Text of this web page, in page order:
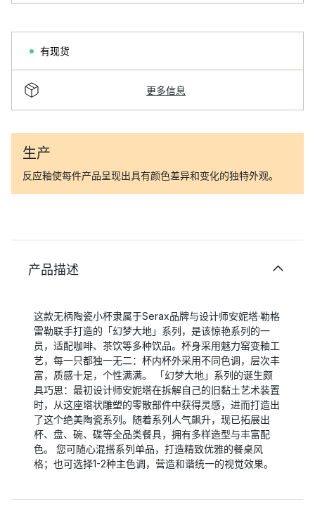
有现货
更多信息
生产
反应釉使每件产品呈现出具有颜色差异和变化的独特外观。
产品描述
这款无柄陶瓷小杯隶属于Serax品牌与设计师安妮塔·勒格
雷勒联手打造的「幻梦大地」系列，是该惊艳系列的一
员，适配咖啡、茶饮等多种饮品。杯身采用魅力窑变釉工
艺，每一只都独一无二：杯内杯外采用不同色调，层次丰
富，质感十足，个性满满。 「幻梦大地」系列的诞生颇
具巧思：最初设计师安妮塔在拆解自己的旧黏土艺术装置
时，从这座塔状雕塑的零散部件中获得灵感，进而打造出
了这个绝美陶瓷系列。随着系列人气飙升，现已拓展出
杯、盘、碗、碟等全品类餐具，拥有多样造型与丰富配
色。 您可随心混搭系列单品，打造精致优雅的餐桌风
格；也可选择1-2种主色调，营造和谐统一的视觉效果。